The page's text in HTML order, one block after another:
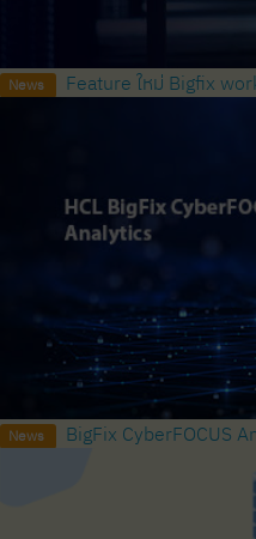
News Feature ใหม่ Bigfix
News BigFix CyberFOCUS